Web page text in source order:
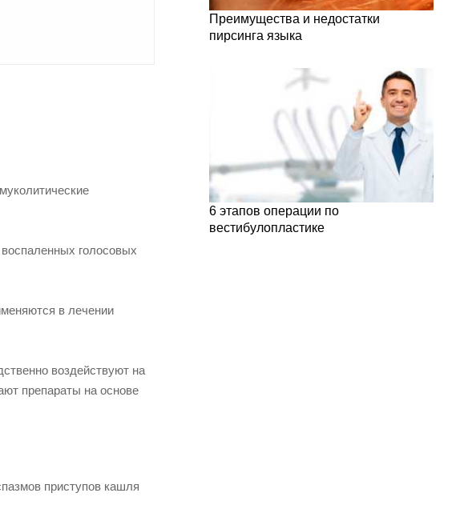
голосовых
в лечении
воздействуют на
препараты на основе
приступов кашля
Преимущества и недостатки
пирсинга языка
6 этапов операции по
вестибулопластике